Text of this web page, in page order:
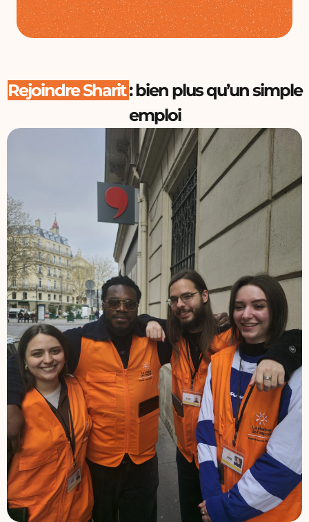
Rejoindre Sharit: bien plus qu’un simple
emploi